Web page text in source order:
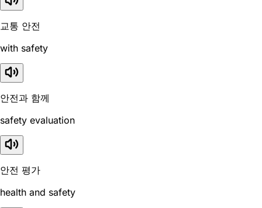
교통 안전
with safety
안전과 함께
safety evaluation
안전 평가
health and safety